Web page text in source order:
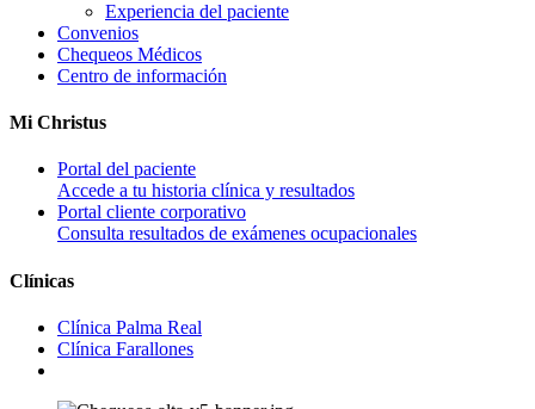
Experiencia del paciente
Convenios
Chequeos Médicos
Centro de información
Mi Christus
Portal del paciente
Accede a tu historia clínica y resultados
Portal cliente corporativo
Consulta resultados de exámenes ocupacionales
Clínicas
Clínica Palma Real
Clínica Farallones